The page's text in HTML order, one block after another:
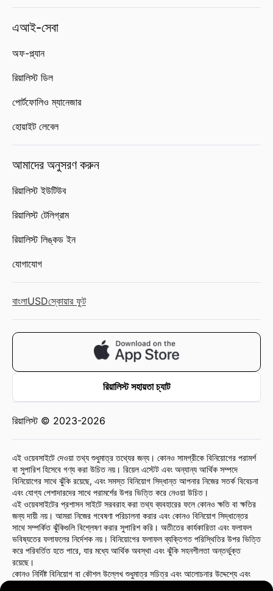
এআই-সেবা
অফ-প্ল্যান
রিয়ালিস্ট ডিল
পোর্টফোলিও ম্যানেজার
হোয়াইট লেবেল
আমাদের অনুসরণ করুন
রিয়ালিস্ট ইউটিউব
রিয়ালিস্ট টেলিগ্রাম
রিয়ালিস্ট লিঙ্কড ইন
যোগাযোগ
বাংলাUSDস্কোয়ার ফুট
রিয়ালিস্ট সহায়তা চ্যাট
রিয়ালিস্ট © 2023-2026
এই ওয়েবসাইটে দেওয়া তথ্য শুধুমাত্র তথ্যের জন্য। কোনও সামগ্রীকে বিনিয়োগের পরামর্শ
বা সুপারিশ হিসেবে গণ্য করা উচিত নয়। রিয়েল এস্টেট এবং অন্যান্য আর্থিক সম্পদে
বিনিয়োগের সাথে ঝুঁকি রয়েছে, এবং সমস্ত বিনিয়োগ সিদ্ধান্ত আপনার নিজের সতর্ক বিবেচনা
এবং যোগ্য পেশাদারদের সাথে পরামর্শের উপর ভিত্তি করে নেওয়া উচিত।
এই ওয়েবসাইটের প্রশাসন সাইটে সরবরাহ করা তথ্য ব্যবহারের ফলে কোনও ক্ষতি বা ক্ষতির
জন্য দায়ী নয়। আমরা নিজের গবেষণা পরিচালনা করার এবং কোনও বিনিয়োগ সিদ্ধান্তের
সাথে সম্পর্কিত ঝুঁকিগুলি বিশ্লেষণ করার সুপারিশ করি। অতীতের কার্যকারিতা এবং ফলাফল
ভবিষ্যতের ফলাফলের নির্দেশক নয়। বিনিয়োগের ফলাফল ব্যক্তিগত পরিস্থিতির উপর ভিত্তি
করে পরিবর্তিত হতে পারে, যার মধ্যে আর্থিক অবস্থা এবং ঝুঁকি সহনশীলতা অন্তর্ভুক্ত
রয়েছে।
কোনও নির্দিষ্ট বিনিয়োগ বা কৌশল উল্লেখ শুধুমাত্র সচিত্র এবং আলোচনার উদ্দেশ্যে এবং